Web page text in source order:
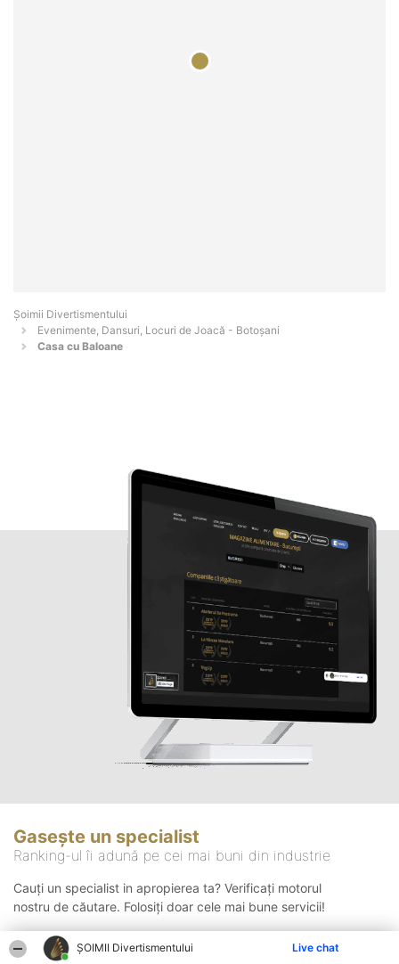
ŞOIMII Divertismentului Live chat
Şoimii Divertismentului
Evenimente, Dansuri, Locuri de Joacă - Botoşani
Casa cu Baloane
Gasește un specialist
Ranking-ul îi adună pe cei mai buni din industrie
Cauți un specialist in apropierea ta? Verificați motorul
nostru de căutare. Folosiți doar cele mai bune servicii!